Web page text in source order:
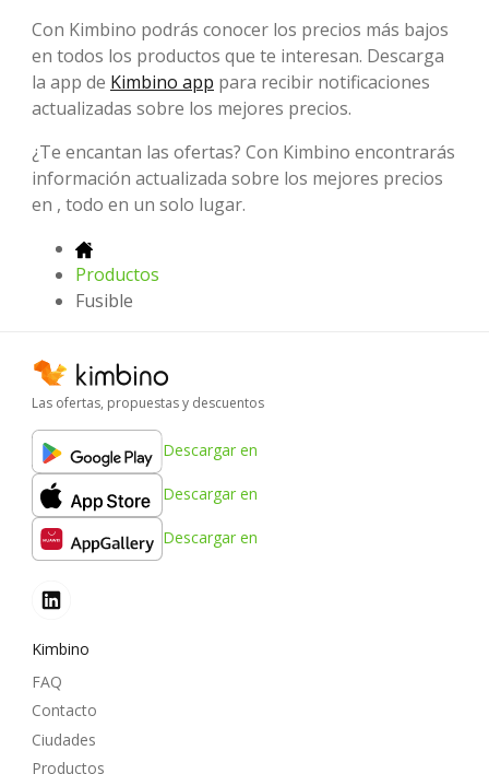
Con Kimbino podrás conocer los precios más bajos
en todos los productos que te interesan. Descarga
la app de Kimbino app para recibir notificaciones
actualizadas sobre los mejores precios.
¿Te encantan las ofertas? Con Kimbino encontrarás
información actualizada sobre los mejores precios
en , todo en un solo lugar.
Productos
Fusible
Las ofertas, propuestas y descuentos
Descargar en
Descargar en
Descargar en
Kimbino
FAQ
Contacto
Ciudades
Productos